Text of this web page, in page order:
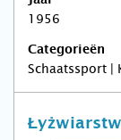
1956
Categorieën
Schaatssport |